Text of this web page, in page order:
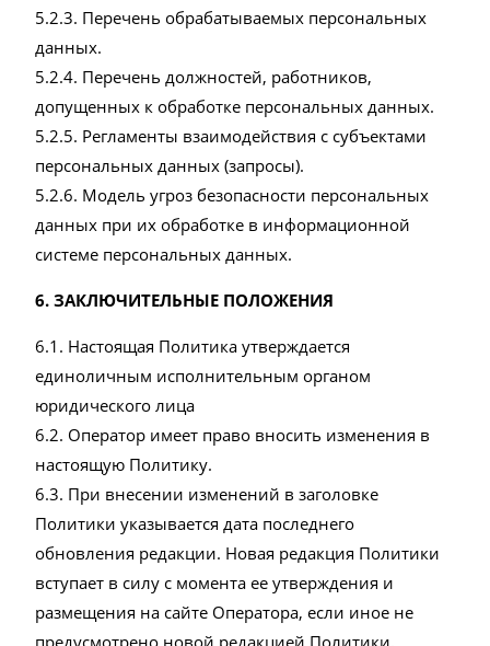
5.2.3. Перечень обрабатываемых персональных
данных.
5.2.4. Перечень должностей, работников,
допущенных к обработке персональных данных.
5.2.5. Регламенты взаимодействия с субъектами
персональных данных (запросы).
5.2.6. Модель угроз безопасности персональных
данных при их обработке в информационной
системе персональных данных.
6. ЗАКЛЮЧИТЕЛЬНЫЕ ПОЛОЖЕНИЯ
6.1. Настоящая Политика утверждается
единоличным исполнительным органом
юридического лица
6.2. Оператор имеет право вносить изменения в
настоящую Политику.
6.3. При внесении изменений в заголовке
Политики указывается дата последнего
обновления редакции. Новая редакция Политики
вступает в силу с момента ее утверждения и
размещения на сайте Оператора, если иное не
предусмотрено новой редакцией Политики.